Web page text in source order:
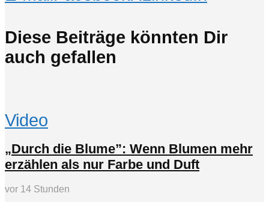
Diese Beiträge könnten Dir
auch gefallen
Video
„Durch die Blume”: Wenn Blumen mehr
erzählen als nur Farbe und Duft
vor 14 Stunden